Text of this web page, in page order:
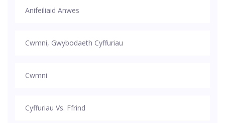
Anifeiliaid Anwes
Cwmni, Gwybodaeth Cyffuriau
Cwmni
Cyffuriau Vs. Ffrind